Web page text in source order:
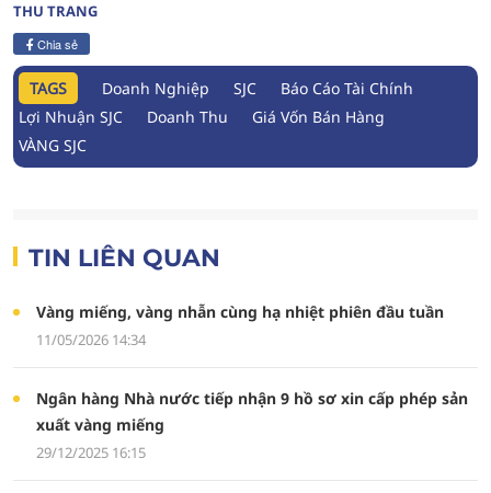
THU TRANG
Chia sẻ
TAGS Doanh Nghiệp SJC
Báo Cáo Tài Chính
Lợi Nhuận SJC
Doanh Thu
Giá Vốn Bán Hàng
VÀNG SJC
TIN LIÊN QUAN
Vàng miếng, vàng nhẫn cùng hạ nhiệt phiên đầu tuần
11/05/2026 14:34
Ngân hàng Nhà nước tiếp nhận 9 hồ sơ xin cấp phép sản
xuất vàng miếng
29/12/2025 16:15